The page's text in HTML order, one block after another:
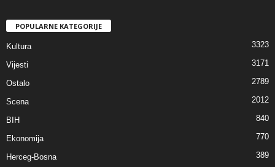
POPULARNE KATEGORIJE
Kultura 3323
Vijesti 3171
Ostalo 2789
Scena 2012
BIH 840
Ekonomija 770
Herceg-Bosna 389